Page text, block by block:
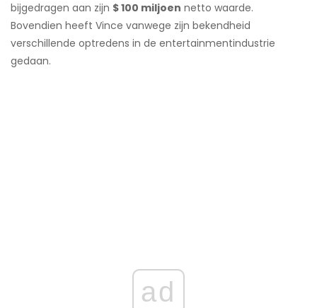
bijgedragen aan zijn $ 100 miljoen netto waarde.
Bovendien heeft Vince vanwege zijn bekendheid
verschillende optredens in de entertainmentindustrie
gedaan.
ad